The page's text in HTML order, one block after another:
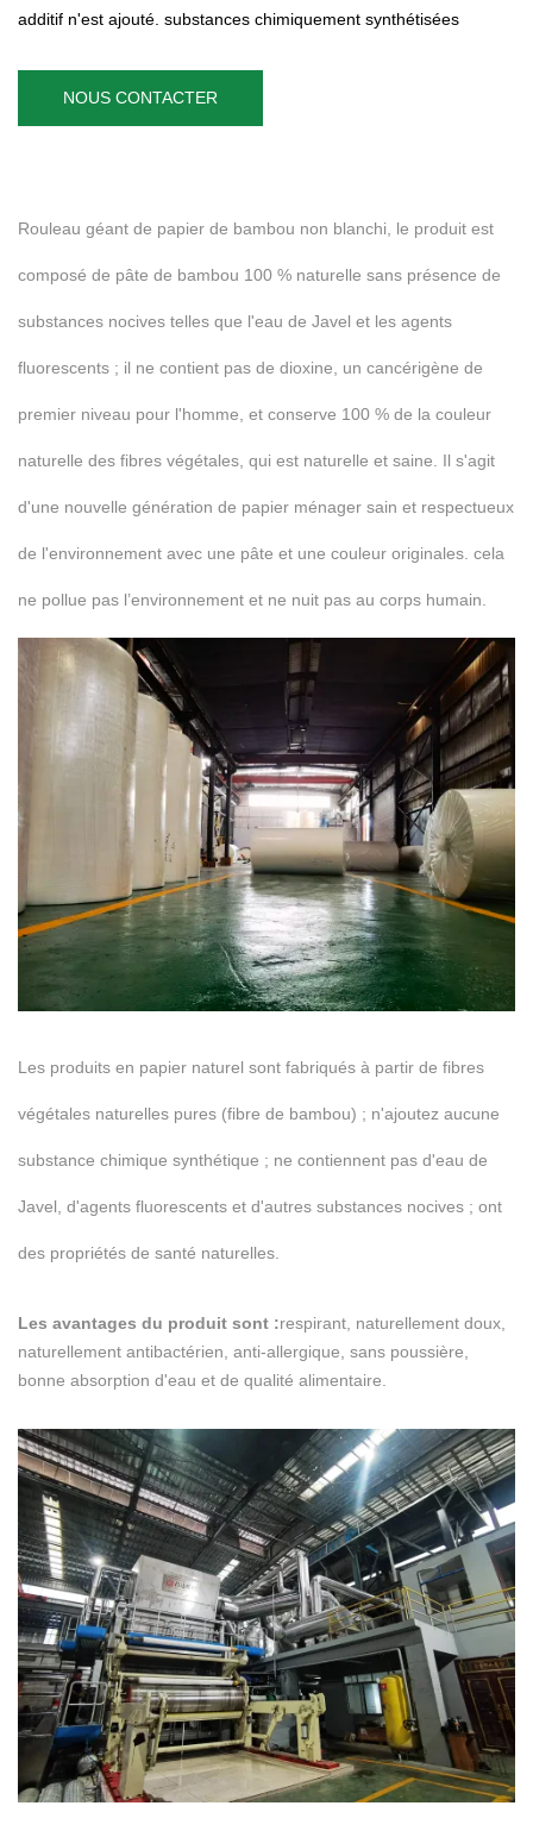
additif n'est ajouté. substances chimiquement synthétisées
NOUS CONTACTER
Rouleau géant de papier de bambou non blanchi, le produit est
composé de pâte de bambou 100 % naturelle sans présence de
substances nocives telles que l'eau de Javel et les agents
fluorescents ; il ne contient pas de dioxine, un cancérigène de
premier niveau pour l'homme, et conserve 100 % de la couleur
naturelle des fibres végétales, qui est naturelle et saine. Il s'agit
d'une nouvelle génération de papier ménager sain et respectueux
de l'environnement avec une pâte et une couleur originales. cela
ne pollue pas l’environnement et ne nuit pas au corps humain.
Les produits en papier naturel sont fabriqués à partir de fibres
végétales naturelles pures (fibre de bambou) ; n'ajoutez aucune
substance chimique synthétique ; ne contiennent pas d'eau de
Javel, d'agents fluorescents et d'autres substances nocives ; ont
des propriétés de santé naturelles.
Les avantages du produit sont :respirant, naturellement doux,
naturellement antibactérien, anti-allergique, sans poussière,
bonne absorption d'eau et de qualité alimentaire.